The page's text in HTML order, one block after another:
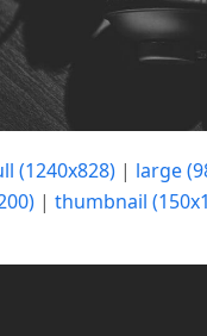
(1240x828) | large
|thumbnail